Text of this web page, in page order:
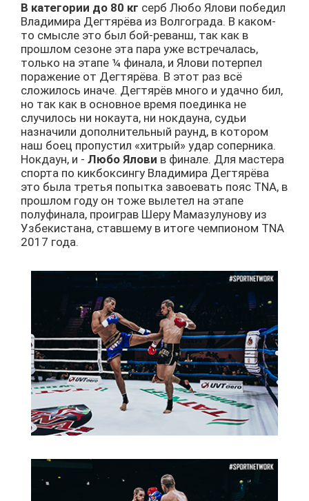
В категории до 80 кг серб Любо Ялови победил
Владимира Дегтярёва из Волгограда. В каком-
то смысле это был бой-реванш, так как в
прошлом сезоне эта пара уже встречалась,
только на этапе ¼ финала, и Ялови потерпел
поражение от Дегтярёва. В этот раз всё
сложилось иначе. Дегтярёв много и удачно бил,
но так как в основное время поединка не
случилось ни нокаута, ни нокдауна, судьи
назначили дополнительный раунд, в котором
наш боец пропустил «хитрый» удар соперника.
Нокдаун, и - Любо Ялови в финале. Для мастера
спорта по кикбоксингу Владимира Дегтярёва
это была третья попытка завоевать пояс TNA, в
прошлом году он тоже вылетел на этапе
полуфинала, проиграв Шеру Мамазулунову из
Узбекистана, ставшему в итоге чемпионом TNA
2017 года.